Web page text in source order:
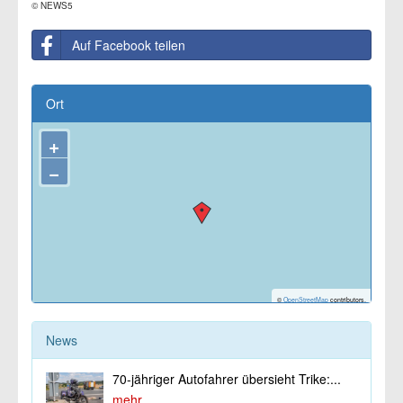
© NEWS5
Auf Facebook teilen
Ort
+
−
© OpenStreetMapcontributors.
News
70-jähriger Autofahrer übersieht Trike:...